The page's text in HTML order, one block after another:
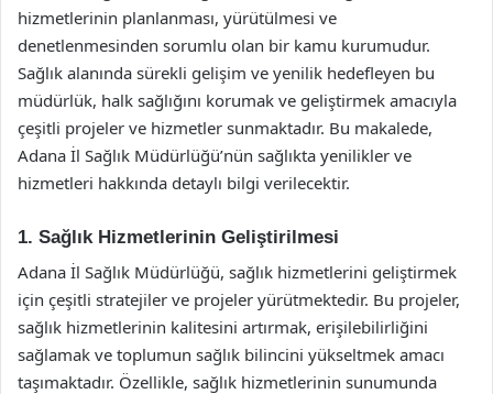
hizmetlerinin planlanması, yürütülmesi ve
denetlenmesinden sorumlu olan bir kamu kurumudur.
Sağlık alanında sürekli gelişim ve yenilik hedefleyen bu
müdürlük, halk sağlığını korumak ve geliştirmek amacıyla
çeşitli projeler ve hizmetler sunmaktadır. Bu makalede,
Adana İl Sağlık Müdürlüğü’nün sağlıkta yenilikler ve
hizmetleri hakkında detaylı bilgi verilecektir.
1. Sağlık Hizmetlerinin Geliştirilmesi
Adana İl Sağlık Müdürlüğü, sağlık hizmetlerini geliştirmek
için çeşitli stratejiler ve projeler yürütmektedir. Bu projeler,
sağlık hizmetlerinin kalitesini artırmak, erişilebilirliğini
sağlamak ve toplumun sağlık bilincini yükseltmek amacı
taşımaktadır. Özellikle, sağlık hizmetlerinin sunumunda